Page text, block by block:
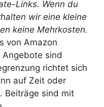
Links. Wenn du
wir eine kleine
keine Mehrkosten.
von Amazon
sind
richtet sich
auf Zeit oder
Beiträge sind mit